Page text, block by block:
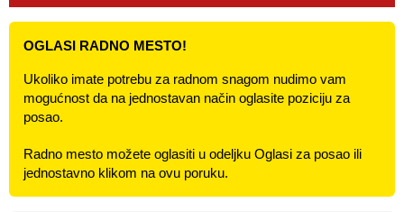
OGLASI RADNO MESTO!
Ukoliko imate potrebu za radnom snagom nudimo vam
mogućnost da na jednostavan način oglasite poziciju za
posao.
Radno mesto možete oglasiti u odeljku Oglasi za posao ili
jednostavno klikom na ovu poruku.